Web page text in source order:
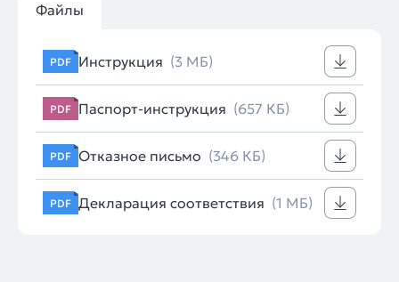
Файлы
PDF Инструкция (3 МБ)
PDF Паспорт-инструкция (657 КБ)
PDF Отказное письмо (346 КБ)
PDF Декларация соответствия (1 МБ)